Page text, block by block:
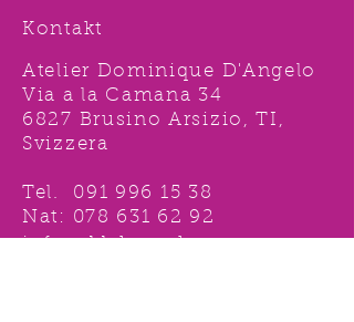
Kontakt
Atelier Dominique D'Angelo
Via a la Camana 34
6827 Brusino Arsizio, TI,
Svizzera
Tel. 091 996 15 38
Nat: 078 631 62 92
info@ddshop.ch